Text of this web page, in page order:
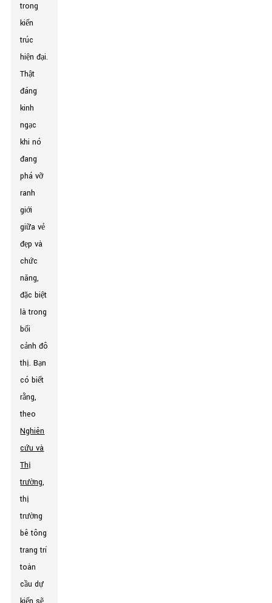
trong
kiến ​​
trúc
hiện đại.
Thật
đáng
kinh
ngạc
khi nó
đang
phá vỡ
ranh
giới
giữa vẻ
đẹp và
chức
năng,
đặc biệt
là trong
bối
cảnh đô
thị. Bạn
có biết
rằng,
theo
Nghiên
cứu và
Thị
trường,
thị
trường
bê tông
trang trí
toàn
cầu dự